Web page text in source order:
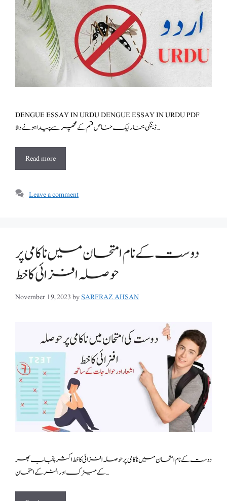
DENGUE ESSAY IN URDU DENGUE ESSAY IN URDU PDF
ڈینگی بخار ایک خاص قسم کے مچھر سے پیدا ہونے والا …
Read more
Leave a comment
دوست کے نام امتحان میں ناکامی پر
حوصلہ افزائی کا خط
November 19, 2023bySARFRAZ AHSAN
دوست کے نام امتحان میں ناکامی پر حوصلہ افزائی کا خط اکثر پنجاب بھر
کے میٹرک اور انٹر کے امتحان …